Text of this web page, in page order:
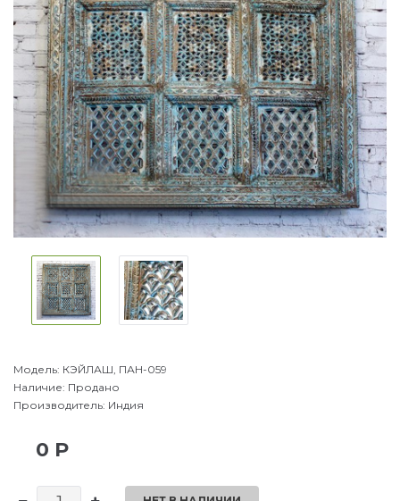
Модель: КЭЙЛАШ, ПАН-059
Наличие: Продано
Производитель: Индия
0 Р